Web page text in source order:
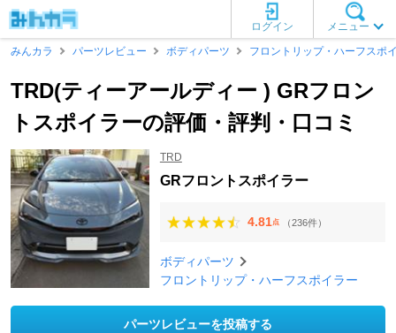
メニュー
ログイン
みんカラ
パーツレビュー ボディパーツ フロントリップ・ハーフスポ
TRD(ティーアールディー ) GRフロン
トスポイラーの評価・評判・口コミ
TRD
GRフロントスポイラー
4.81点 （236件）
ボディパーツ
フロントリップ・ハーフスポイラー
パーツレビューを投稿する